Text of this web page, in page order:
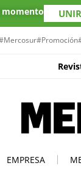
momento
#Promoción
EMPRESA